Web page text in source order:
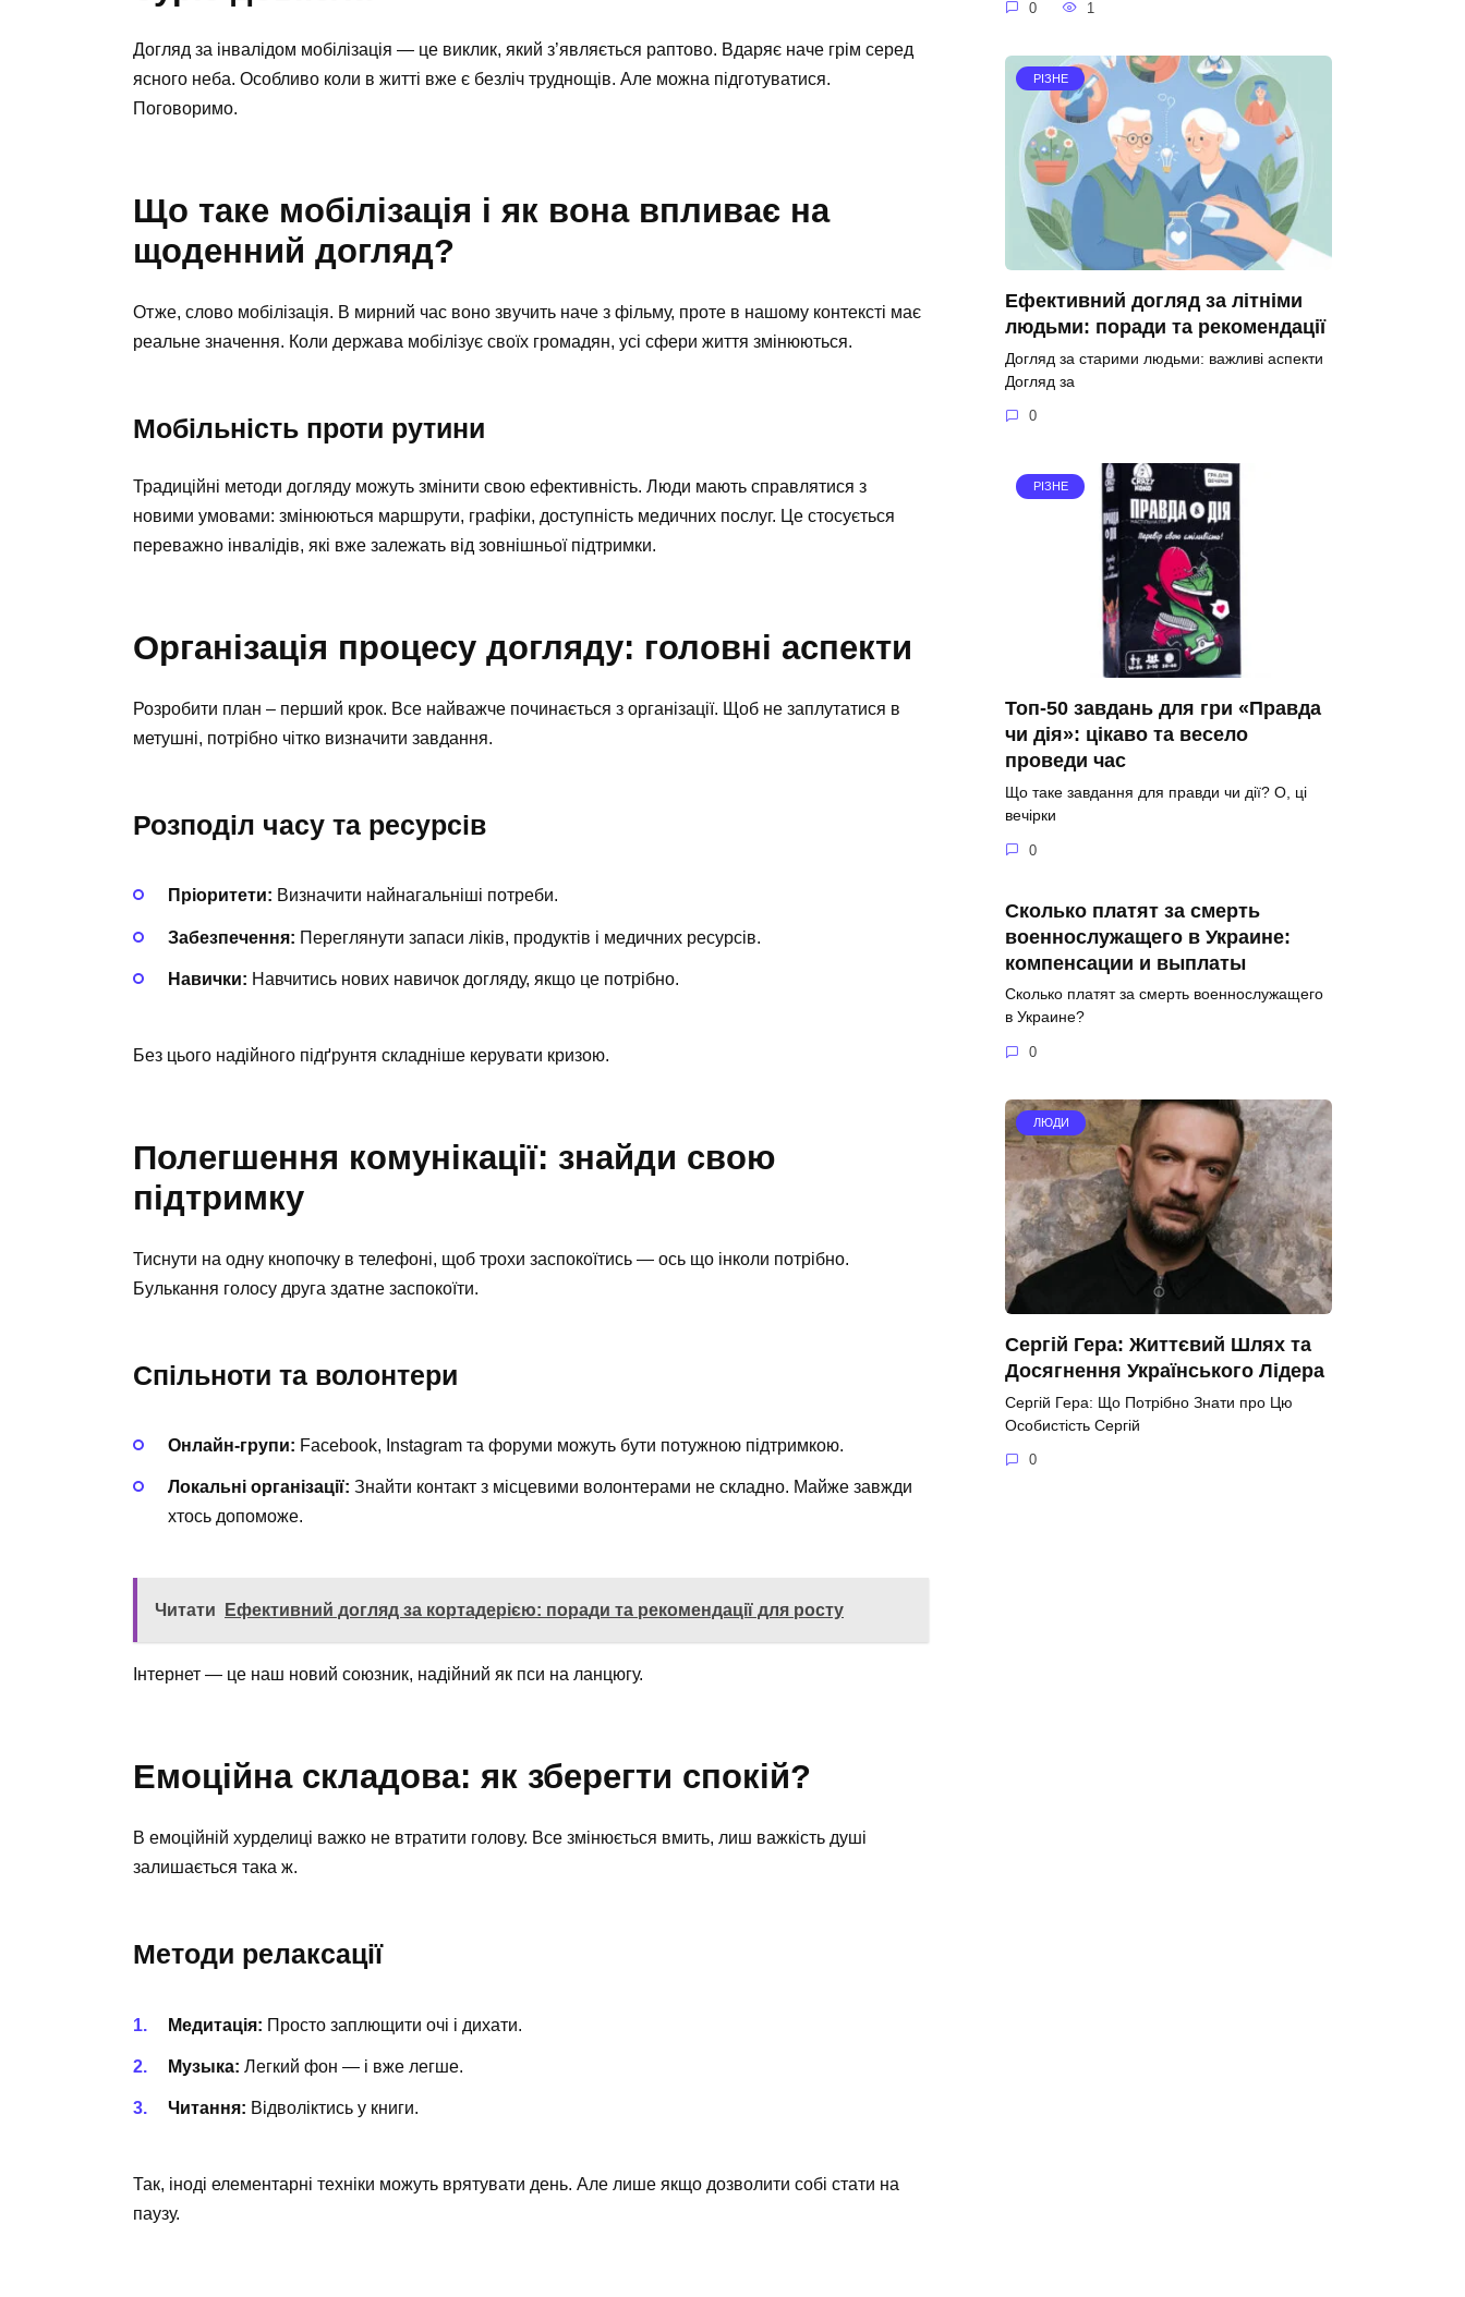
Догляд за інвалідом мобілізація — це виклик, який з’являється раптово. Вдаряє наче грім серед
ясного неба. Особливо коли в житті вже є безліч труднощів. Але можна підготуватися.
Поговоримо.
Що таке мобілізація і як вона впливає на
щоденний догляд?
Отже, слово мобілізація. В мирний час воно звучить наче з фільму, проте в нашому контексті має
реальне значення. Коли держава мобілізує своїх громадян, усі сфери життя змінюються.
Мобільність проти рутини
Традиційні методи догляду можуть змінити свою ефективність. Люди мають справлятися з
новими умовами: змінюються маршрути, графіки, доступність медичних послуг. Це стосується
переважно інвалідів, які вже залежать від зовнішньої підтримки.
Організація процесу догляду: головні аспекти
Розробити план – перший крок. Все найважче починається з організації. Щоб не заплутатися в
метушні, потрібно чітко визначити завдання.
Розподіл часу та ресурсів
Пріоритети: Визначити найнагальніші потреби.
Забезпечення: Переглянути запаси ліків, продуктів і медичних ресурсів.
Навички: Навчитись нових навичок догляду, якщо це потрібно.
Без цього надійного підґрунтя складніше керувати кризою.
Полегшення комунікації: знайди свою
підтримку
Тиснути на одну кнопочку в телефоні, щоб трохи заспокоїтись — ось що інколи потрібно.
Булькання голосу друга здатне заспокоїти.
Спільноти та волонтери
Онлайн-групи: Facebook, Instagram та форуми можуть бути потужною підтримкою.
Локальні організації: Знайти контакт з місцевими волонтерами не складно. Майже завжди
хтось допоможе.
Читати Ефективний догляд за кортадерією: поради та рекомендації для росту
Інтернет — це наш новий союзник, надійний як пси на ланцюгу.
Емоційна складова: як зберегти спокій?
В емоційній хурделиці важко не втратити голову. Все змінюється вмить, лиш важкість душі
залишається така ж.
Методи релаксації
Медитація: Просто заплющити очі і дихати.
Музыка: Легкий фон — і вже легше.
Читання: Відволіктись у книги.
Так, іноді елементарні техніки можуть врятувати день. Але лише якщо дозволити собі стати на
паузу.
0 1
РІЗНЕ
Ефективний догляд за літніми
людьми: поради та рекомендації
Догляд за старими людьми: важливі аспекти
Догляд за
0
РІЗНЕ
Топ-50 завдань для гри «Правда
чи дія»: цікаво та весело
проведи час
Що таке завдання для правди чи дії? О, ці
вечірки
0
Сколько платят за смерть
военнослужащего в Украине:
компенсации и выплаты
Сколько платят за смерть военнослужащего
в Украине?
0
ЛЮДИ
Сергій Гера: Життєвий Шлях та
Досягнення Українського Лідера
Сергій Гера: Що Потрібно Знати про Цю
Особистість Сергій
0